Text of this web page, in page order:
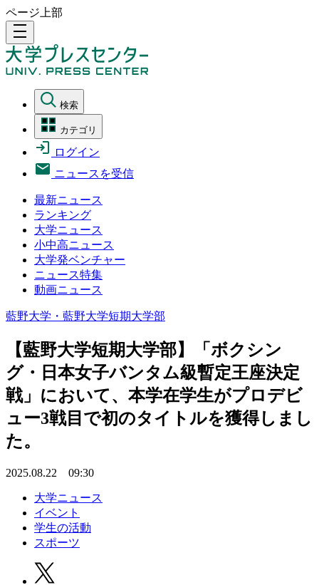
ページ上部
density_medium
検索
カテゴリ
ログイン
ニュースを受信
最新ニュース
ランキング
大学ニュース
小中高ニュース
大学発ベンチャー
ニュース特集
動画ニュース
藍野大学・藍野大学短期大学部
【藍野大学短期大学部】「ボクシン
グ・日本女子バンタム級暫定王座決定
戦」において、本学在学生がプロデビ
ュー3戦目で初のタイトルを獲得しまし
た。
2025.08.22 09:30
大学ニュース
イベント
学生の活動
スポーツ